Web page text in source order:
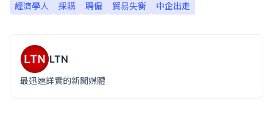
經濟學人 採購 聘僱 貿易失衡 中企出走
LTN
最迅速詳實的新聞媒體